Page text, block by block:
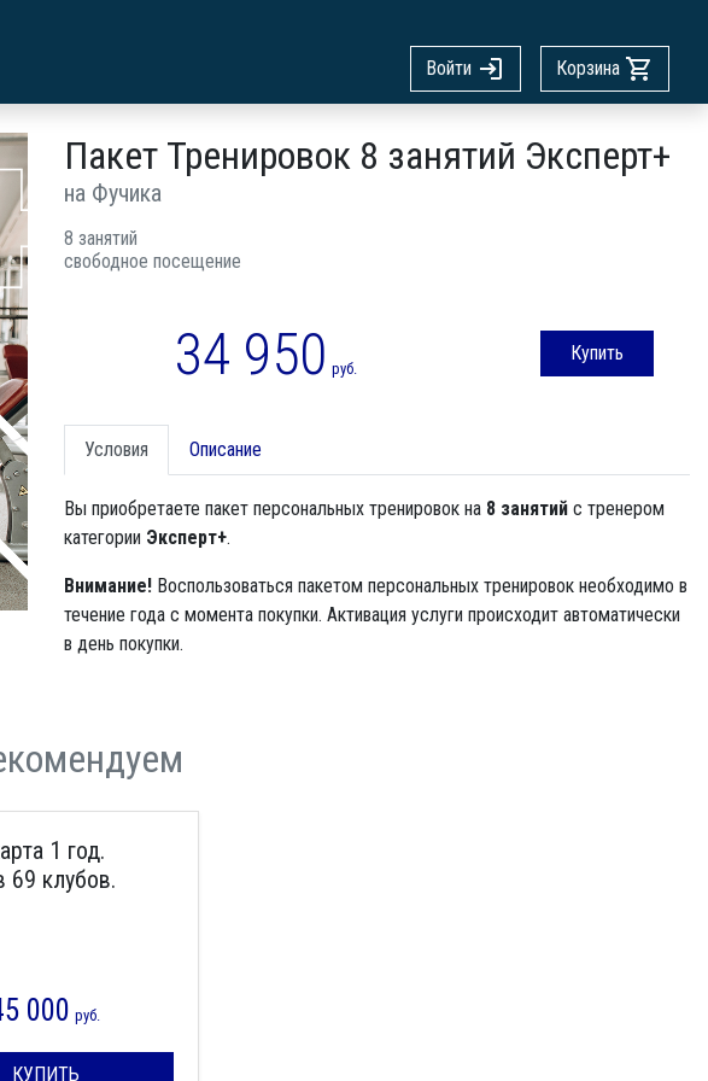
Войти Корзина
Пакет Тренировок 8 занятий Эксперт+
на Фучика
8 занятий
свободное посещение
34 950 руб.
Купить
Условия Описание
Вы приобретаете пакет персональных тренировок на 8 занятийс тренером
категории Эксперт+.
Внимание!Воспользоваться пакетом персональных тренировок необходимо в
течение года с момента покупки. Активация услуги происходит автоматически
в день покупки.
1 год.
69 клубов.
000 руб.
КУПИТЬ